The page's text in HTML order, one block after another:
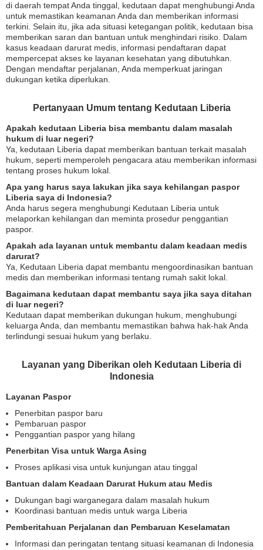
di daerah tempat Anda tinggal, kedutaan dapat menghubungi Anda
untuk memastikan keamanan Anda dan memberikan informasi
terkini. Selain itu, jika ada situasi ketegangan politik, kedutaan bisa
memberikan saran dan bantuan untuk menghindari risiko. Dalam
kasus keadaan darurat medis, informasi pendaftaran dapat
mempercepat akses ke layanan kesehatan yang dibutuhkan.
Dengan mendaftar perjalanan, Anda memperkuat jaringan
dukungan ketika diperlukan.
Pertanyaan Umum tentang Kedutaan Liberia
Apakah kedutaan Liberia bisa membantu dalam masalah
hukum di luar negeri?
Ya, kedutaan Liberia dapat memberikan bantuan terkait masalah
hukum, seperti memperoleh pengacara atau memberikan informasi
tentang proses hukum lokal.
Apa yang harus saya lakukan jika saya kehilangan paspor
Liberia saya di Indonesia?
Anda harus segera menghubungi Kedutaan Liberia untuk
melaporkan kehilangan dan meminta prosedur penggantian
paspor.
Apakah ada layanan untuk membantu dalam keadaan medis
darurat?
Ya, Kedutaan Liberia dapat membantu mengoordinasikan bantuan
medis dan memberikan informasi tentang rumah sakit lokal.
Bagaimana kedutaan dapat membantu saya jika saya ditahan
di luar negeri?
Kedutaan dapat memberikan dukungan hukum, menghubungi
keluarga Anda, dan membantu memastikan bahwa hak-hak Anda
terlindungi sesuai hukum yang berlaku.
Layanan yang Diberikan oleh Kedutaan Liberia di
Indonesia
Layanan Paspor
Penerbitan paspor baru
Pembaruan paspor
Penggantian paspor yang hilang
Penerbitan Visa untuk Warga Asing
Proses aplikasi visa untuk kunjungan atau tinggal
Bantuan dalam Keadaan Darurat Hukum atau Medis
Dukungan bagi warganegara dalam masalah hukum
Koordinasi bantuan medis untuk warga Liberia
Pemberitahuan Perjalanan dan Pembaruan Keselamatan
Informasi dan peringatan tentang situasi keamanan di Indonesia